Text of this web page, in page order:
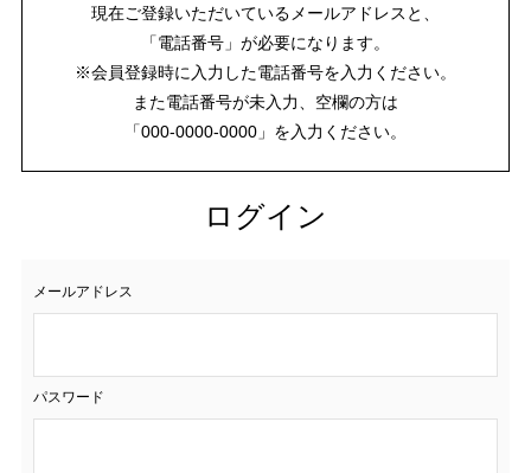
現在ご登録いただいているメールアドレスと、
「電話番号」が必要になります。
※会員登録時に入力した電話番号を入力ください。
また電話番号が未入力、空欄の方は
「000-0000-0000」を入力ください。
ログイン
メールアドレス
パスワード